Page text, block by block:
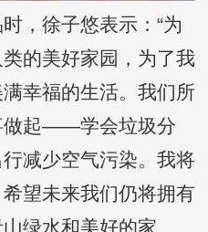
徐子悠表示：“为
的美好家园，为了我
幸福的生活。我们所
做起——学会垃圾分
减少空气污染。我将
望未来我们仍将拥有
绿水和美好的家